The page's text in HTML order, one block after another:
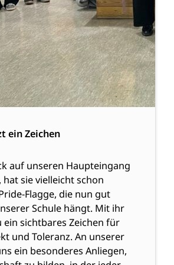
ein Zeichen
auf unseren Haupteingang
sie vielleicht schon
Flagge, die nun gut
Schule hängt. Mit ihr
ein sichtbares Zeichen für
und Toleranz. An unserer
ein besonderes Anliegen,